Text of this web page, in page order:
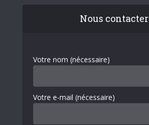
Nous contacter
Votre nom (nécessaire)
Votre e-mail (nécessaire)